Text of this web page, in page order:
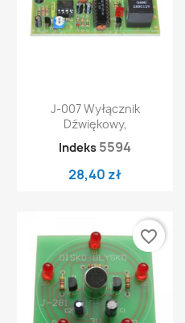
J-007 Wyłącznik
Dźwiękowy,
Indeks 5594
28,40 zł
favorite_border